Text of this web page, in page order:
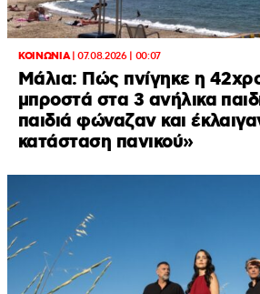
ΚΟΙΝΩΝΙΑ|07.08.2026 | 00:07
Μάλια: Πώς πνίγηκε η
μπροστά στα 3 ανήλικα
παιδιά φώναζαν και
κατάσταση πανικού»